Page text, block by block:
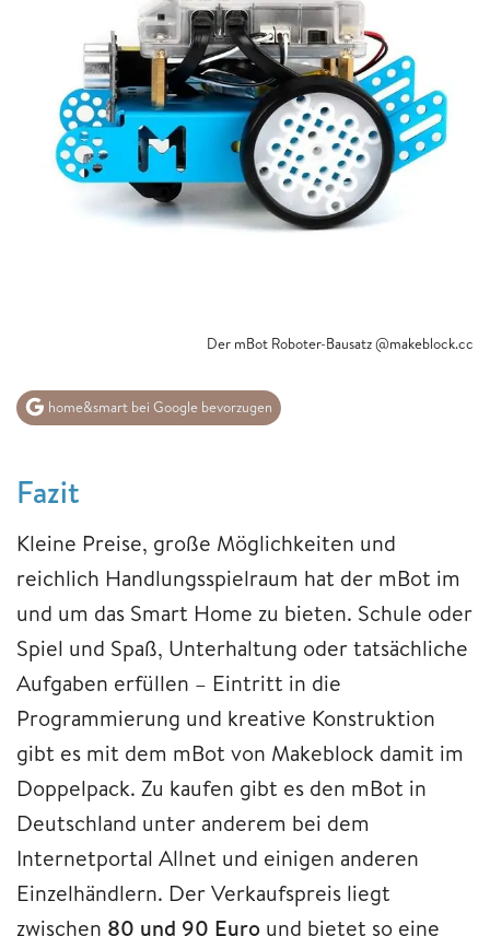
Der mBot Roboter-Bausatz @makeblock.cc
home&smart bei Google bevorzugen
Fazit
Kleine Preise, große Möglichkeiten und
reichlich Handlungsspielraum hat der mBot im
und um das Smart Home zu bieten. Schule oder
Spiel und Spaß, Unterhaltung oder tatsächliche
Aufgaben erfüllen – Eintritt in die
Programmierung und kreative Konstruktion
gibt es mit dem mBot von Makeblock damit im
Doppelpack. Zu kaufen gibt es den mBot in
Deutschland unter anderem bei dem
Internetportal Allnet und einigen anderen
Einzelhändlern. Der Verkaufspreis liegt
zwischen 80 und 90 Euro und bietet so eine